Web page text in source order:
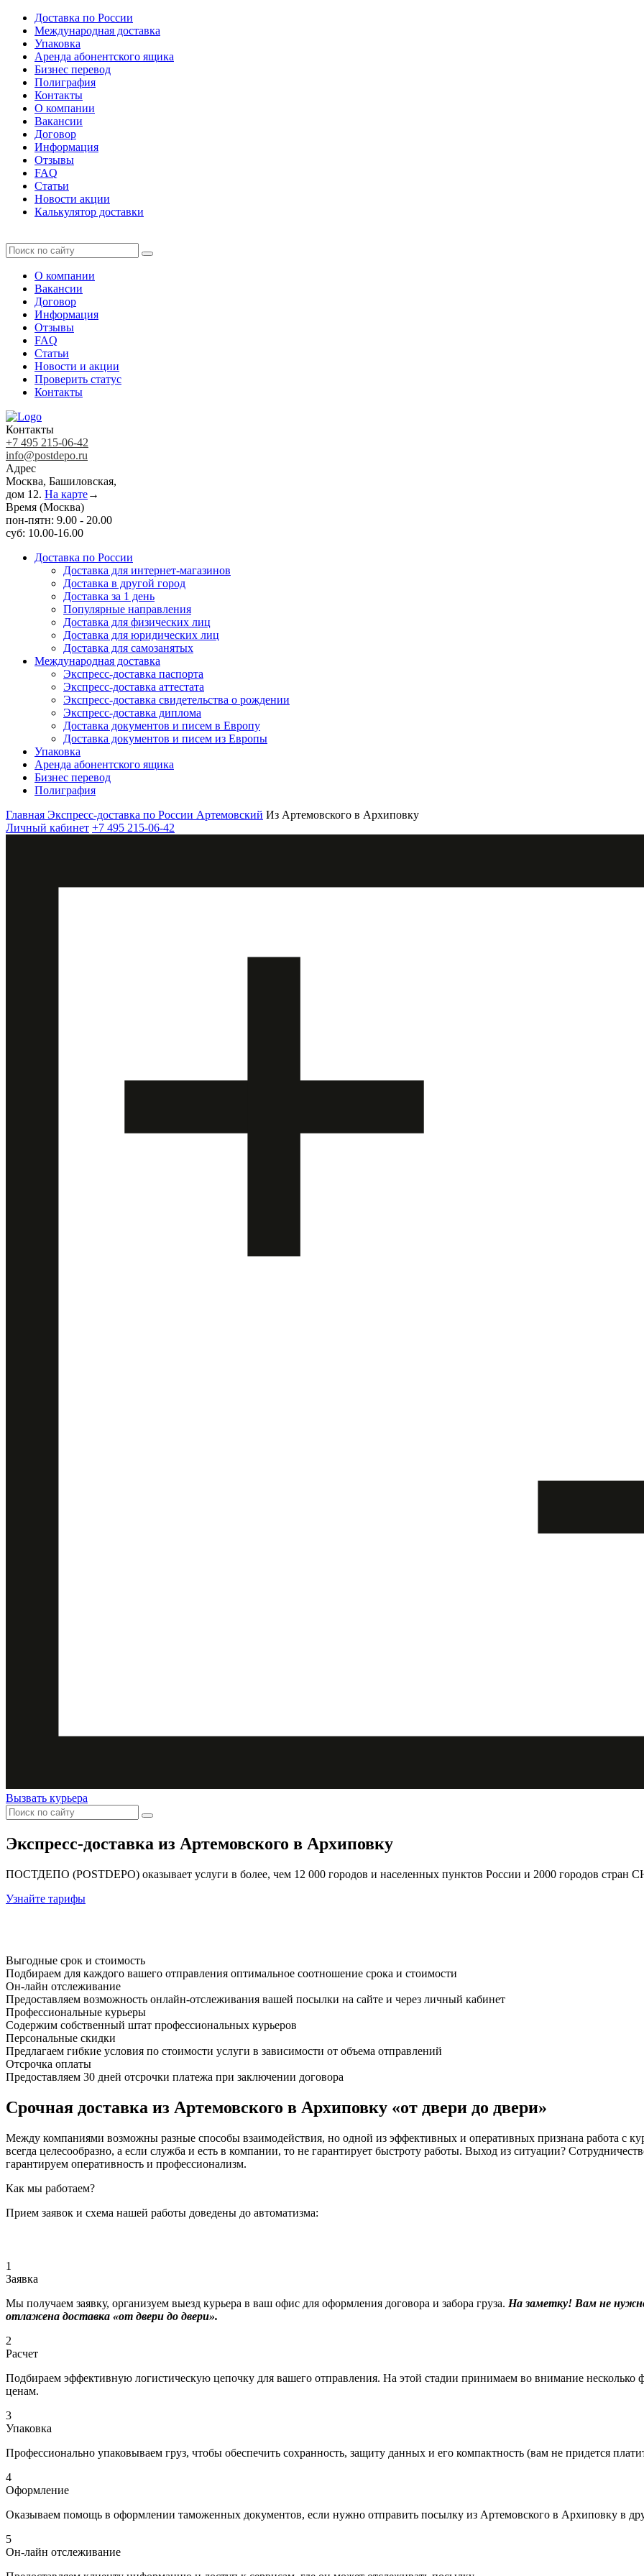
Доставка по России
Международная доставка
Упаковка
Аренда абонентского ящика
Бизнес перевод
Полиграфия
Контакты
О компании
Вакансии
Договор
Информация
Отзывы
FAQ
Статьи
Новости акции
Калькулятор доставки
О компании
Вакансии
Договор
Информация
Отзывы
FAQ
Статьи
Новости и акции
Проверить статус
Контакты
Контакты
+7 495 215-06-42
info@postdepo.ru
Адрес
Москва, Башиловская,
дом 12. На карте→
Время (Москва)
пон-пятн: 9.00 - 20.00
суб: 10.00-16.00
Доставка по России
Доставка для интернет-магазинов
Доставка в другой город
Доставка за 1 день
Популярные направления
Доставка для физических лиц
Доставка для юридических лиц
Доставка для самозанятых
Международная доставка
Экспресс-доставка паспорта
Экспресс-доставка аттестата
Экспресс-доставка свидетельства о рождении
Экспресс-доставка диплома
Доставка документов и писем в Европу
Доставка документов и писем из Европы
Упаковка
Аренда абонентского ящика
Бизнес перевод
Полиграфия
Главная Экспресс-доставка по России Артемовский Из Артемовского в Архиповку
Личный кабинет +7 495 215-06-42
Вызвать курьера
Экспресс-доставка из Артемовского в Архиповку
ПОСТДЕПО (POSTDEPO) оказывает услуги в более, чем 12 000 городов и населенных пунктов России и 2000 городов стран
Узнайте тарифы
Выгодные срок и стоимость
Подбираем для каждого вашего отправления оптимальное соотношение срока и стоимости
Он-лайн отслеживание
Предоставляем возможность онлайн-отслеживания вашей посылки на сайте и через личный кабинет
Профессиональные курьеры
Содержим собственный штат профессиональных курьеров
Персональные скидки
Предлагаем гибкие условия по стоимости услуги в зависимости от объема отправлений
Отсрочка оплаты
Предоставляем 30 дней отсрочки платежа при заключении договора
Срочная доставка из Артемовского в Архиповку «от двери до двери»
Между компаниями возможны разные способы взаимодействия, но одной из эффективных и оперативных признана работа с
всегда целесообразно, а если служба и есть в компании, то не гарантирует быстроту работы. Выход из ситуации?
гарантируем оперативность и профессионализм.
Как мы работаем?
Прием заявок и схема нашей работы доведены до автоматизма:
1
Заявка
Мы получаем заявку, организуем выезд курьера в ваш офис для оформления договора и забора груза. На заметку! Вам не
отлажена доставка «от двери до двери».
2
Расчет
Подбираем эффективную логистическую цепочку для вашего отправления. На этой стадии принимаем во внимание несколько
ценам.
3
Упаковка
Профессионально упаковываем груз, чтобы обеспечить сохранность, защиту данных и его компактность (вам не придется
4
Оформление
Оказываем помощь в оформлении таможенных документов, если нужно отправить посылку из Артемовского в Архиповку в
5
Он-лайн отслеживание